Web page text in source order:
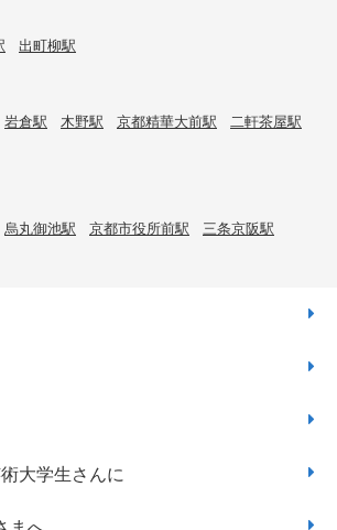
出町柳駅
岩倉駅 木野駅 京都精華大前駅
二軒茶屋駅
烏丸御池駅 京都市役所前駅
三条京阪駅
大学生さんに